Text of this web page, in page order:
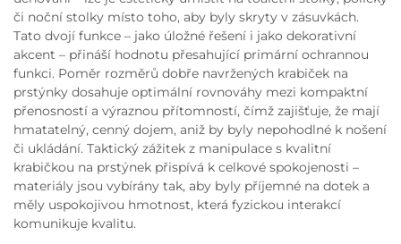
či noční stolky místo toho, aby byly skryty v zásuvkách.
Tato dvojí funkce – jako úložné řešení i jako dekorativní
akcent – přináší hodnotu přesahující primární ochrannou
funkci. Poměr rozměrů dobře navržených krabiček na
prstýnky dosahuje optimální rovnováhy mezi kompaktní
přenosností a výraznou přítomností, čímž zajišťuje, že mají
hmatatelný, cenný dojem, aniž by byly nepohodlné k nošení
či ukládání. Taktický zážitek z manipulace s kvalitní
krabičkou na prstýnek přispívá k celkové spokojenosti –
materiály jsou vybírány tak, aby byly příjemné na dotek a
měly uspokojivou hmotnost, která fyzickou interakcí
komunikuje kvalitu.